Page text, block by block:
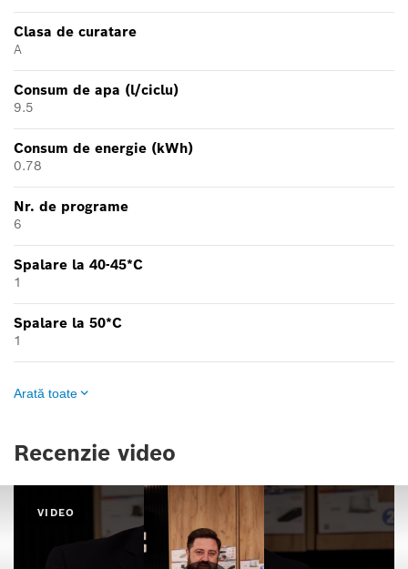
Clasa de curatare
A
Consum de apa (l/ciclu)
9.5
Consum de energie (kWh)
0.78
Nr. de programe
6
Spalare la 40-45*C
1
Spalare la 50*C
1
Arată toate
Recenzie video
VIDEO